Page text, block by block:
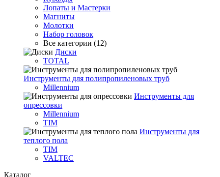
Лопаты и Мастерки
Магниты
Молотки
Набор головок
Все категории (12)
Диски
TOTAL
Инструменты для полипропиленовых труб
Millennium
Инструменты для
опрессовки
Millennium
TIM
Инструменты для
теплого пола
TIM
VALTEC
Каталог